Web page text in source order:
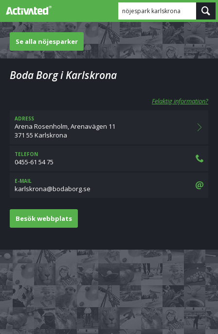
nöjespark karlskrona
Se alla nöjesparker
Boda Borg i Karlskrona
Felaktig information?
ADRESS
Arena Rosenholm, Arenavägen 11
371 55 Karlskrona
TELEFON
0455-61 54 75
E-MAIL
es.grobadob@anorkslrak
Besök webbplats